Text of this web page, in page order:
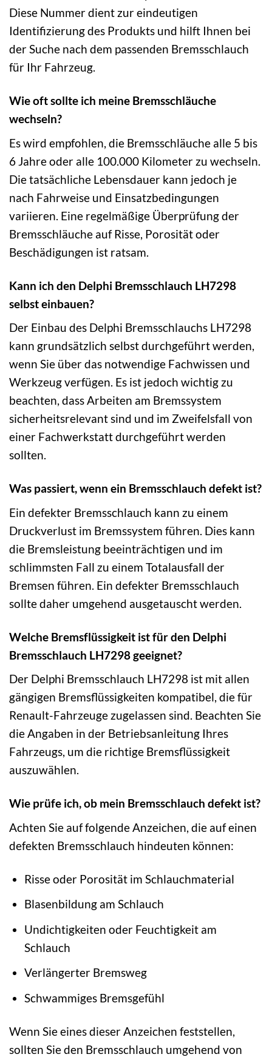
Diese Nummer dient zur eindeutigen
Identifizierung des Produkts und hilft Ihnen bei
der Suche nach dem passenden Bremsschlauch
für Ihr Fahrzeug.
Wie oft sollte ich meine Bremsschläuche
wechseln?
Es wird empfohlen, die Bremsschläuche alle 5 bis
6 Jahre oder alle 100.000 Kilometer zu wechseln.
Die tatsächliche Lebensdauer kann jedoch je
nach Fahrweise und Einsatzbedingungen
variieren. Eine regelmäßige Überprüfung der
Bremsschläuche auf Risse, Porosität oder
Beschädigungen ist ratsam.
Kann ich den Delphi Bremsschlauch LH7298
selbst einbauen?
Der Einbau des Delphi Bremsschlauchs LH7298
kann grundsätzlich selbst durchgeführt werden,
wenn Sie über das notwendige Fachwissen und
Werkzeug verfügen. Es ist jedoch wichtig zu
beachten, dass Arbeiten am Bremssystem
sicherheitsrelevant sind und im Zweifelsfall von
einer Fachwerkstatt durchgeführt werden
sollten.
Was passiert, wenn ein Bremsschlauch defekt ist?
Ein defekter Bremsschlauch kann zu einem
Druckverlust im Bremssystem führen. Dies kann
die Bremsleistung beeinträchtigen und im
schlimmsten Fall zu einem Totalausfall der
Bremsen führen. Ein defekter Bremsschlauch
sollte daher umgehend ausgetauscht werden.
Welche Bremsflüssigkeit ist für den Delphi
Bremsschlauch LH7298 geeignet?
Der Delphi Bremsschlauch LH7298 ist mit allen
gängigen Bremsflüssigkeiten kompatibel, die für
Renault-Fahrzeuge zugelassen sind. Beachten Sie
die Angaben in der Betriebsanleitung Ihres
Fahrzeugs, um die richtige Bremsflüssigkeit
auszuwählen.
Wie prüfe ich, ob mein Bremsschlauch defekt ist?
Achten Sie auf folgende Anzeichen, die auf einen
defekten Bremsschlauch hindeuten können:
Risse oder Porosität im Schlauchmaterial
Blasenbildung am Schlauch
Undichtigkeiten oder Feuchtigkeit am
Schlauch
Verlängerter Bremsweg
Schwammiges Bremsgefühl
Wenn Sie eines dieser Anzeichen feststellen,
sollten Sie den Bremsschlauch umgehend von